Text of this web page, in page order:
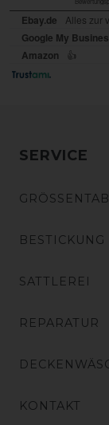
SERVICE
BESTICKUNG
SATTLEREI
REPARATUR
KONTAKT